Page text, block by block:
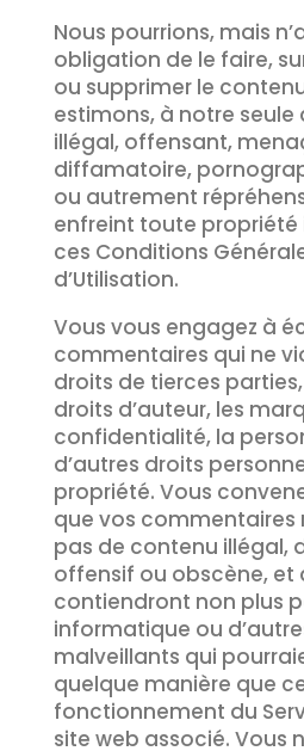
Nous pourrions, mais
obligation de le faire,
ou supprimer le
estimons, à notre seule
illégal, offensant,
diffamatoire,
ou autrement
enfreint toute propriété
ces Conditions
d’Utilisation.
Vous vous engagez à
commentaires qui ne
droits de tierces
droits d’auteur, les
confidentialité, la
d’autres droits
propriété. Vous
que vos
pas de contenu illégal,
offensif ou obscène, et
contiendront non plus
informatique ou
malveillants qui
quelque manière que
fonctionnement du
site web associé. Vous